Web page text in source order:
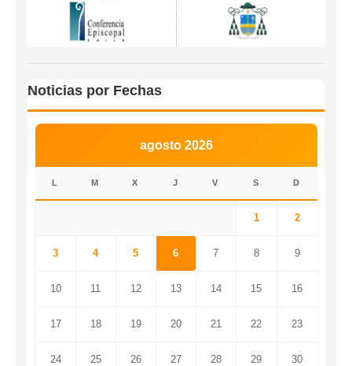
Noticias por Fechas
agosto 2026
L M X J V S D
1 2
3 4 5 6 7 8 9
10 11 12 13 14 15 16
17 18 19 20 21 22 23
24 25 26 27 28 29 30